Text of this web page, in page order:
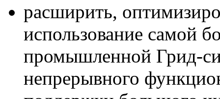
расширить,
использование самой
промышленной Грид-
непрерывного